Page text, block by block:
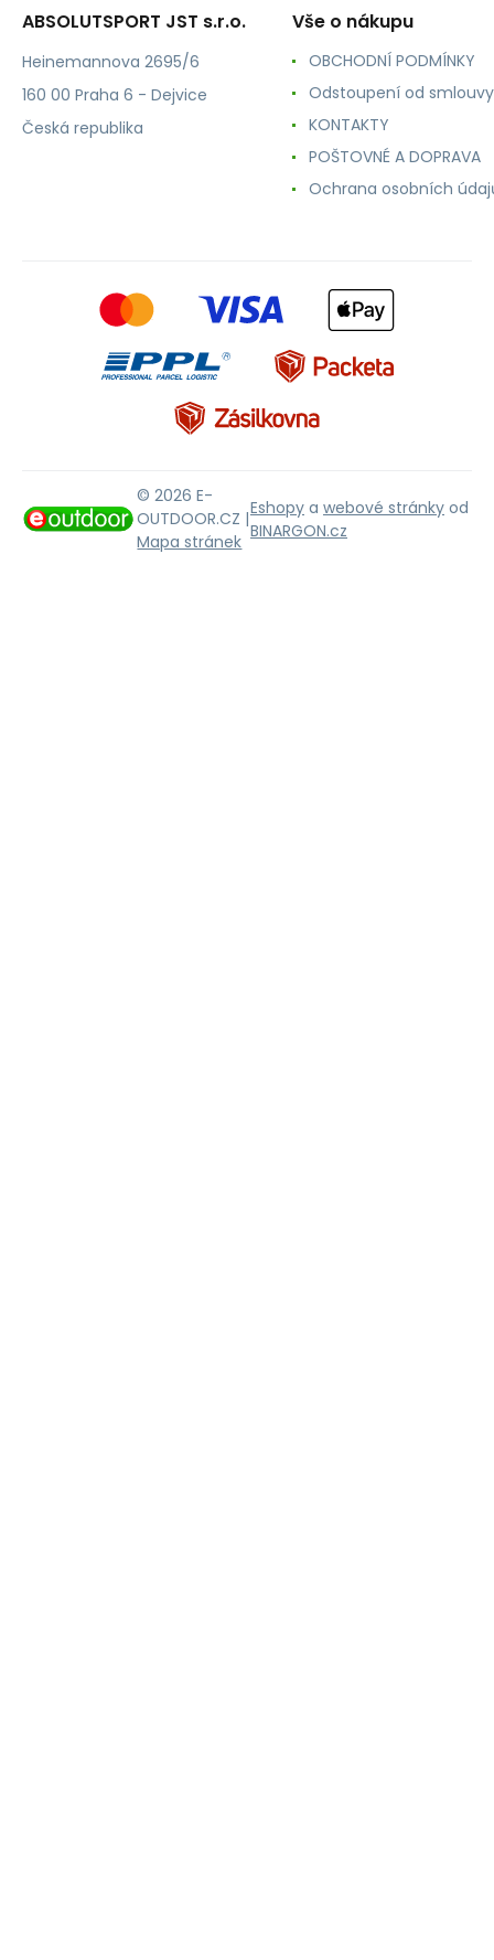
ABSOLUTSPORT JST s.r.o.
Heinemannova 2695/6
160 00 Praha 6 - Dejvice
Česká republika
Vše o nákupu
OBCHODNÍ PODMÍNKY
Odstoupení od smlouvy
KONTAKTY
POŠTOVNÉ A DOPRAVA
Ochrana osobních
© 2026 E-
OUTDOOR.CZ |
Mapa stránek
Eshopy a webové stránky od
BINARGON.cz